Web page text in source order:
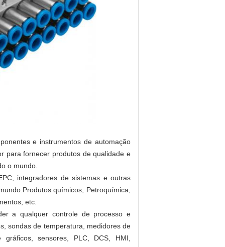
e instrumentos de automação
para fornecer produtos de qualidade e
o mundo.
integradores de sistemas e outras
químicos, Petroquímica,
etc.
a qualquer controle de processo e
sondas de temperatura, medidores de
gráficos, sensores, PLC, DCS, HMI,